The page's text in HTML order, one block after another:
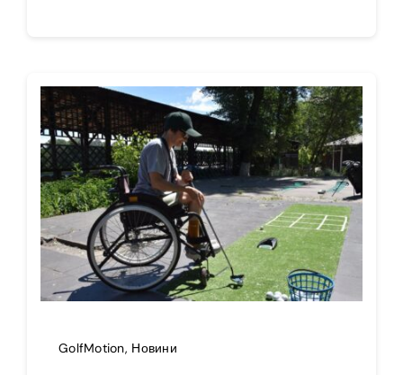
GolfMotion, Новини